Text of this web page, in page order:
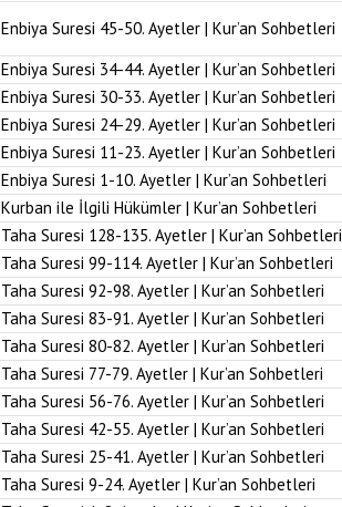
Enbiya Suresi 45-50. Ayetler | Kur’an Sohbetleri
Enbiya Suresi 34-44. Ayetler | Kur’an Sohbetleri
Enbiya Suresi 30-33. Ayetler | Kur’an Sohbetleri
Enbiya Suresi 24-29. Ayetler | Kur’an Sohbetleri
Enbiya Suresi 11-23. Ayetler | Kur’an Sohbetleri
Enbiya Suresi 1-10. Ayetler | Kur’an Sohbetleri
Kurban ile İlgili Hükümler | Kur’an Sohbetleri
Taha Suresi 128-135. Ayetler | Kur’an Sohbetleri
Taha Suresi 99-114. Ayetler | Kur’an Sohbetleri
Taha Suresi 92-98. Ayetler | Kur’an Sohbetleri
Taha Suresi 83-91. Ayetler | Kur’an Sohbetleri
Taha Suresi 80-82. Ayetler | Kur’an Sohbetleri
Taha Suresi 77-79. Ayetler | Kur’an Sohbetleri
Taha Suresi 56-76. Ayetler | Kur’an Sohbetleri
Taha Suresi 42-55. Ayetler | Kur’an Sohbetleri
Taha Suresi 25-41. Ayetler | Kur’an Sohbetleri
Taha Suresi 9-24. Ayetler | Kur’an Sohbetleri